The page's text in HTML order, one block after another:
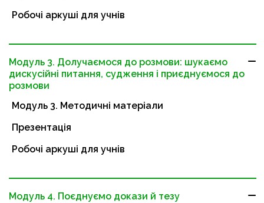
Робочі аркуші для учнів
Модуль 3. Долучаємося до розмови: шукаємо
дискусійні питання, судження і приєднуємося до
розмови
Модуль 3. Методичні матеріали
Презентація
Робочі аркуші для учнів
Модуль 4. Поєднуємо докази й тезу